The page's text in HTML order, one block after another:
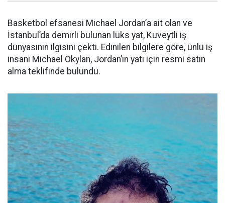
Basketbol efsanesi Michael Jordan’a ait olan ve
İstanbul’da demirli bulunan lüks yat, Kuveytli iş
dünyasının ilgisini çekti. Edinilen bilgilere göre, ünlü iş
insanı Michael Okylan, Jordan’ın yatı için resmi satın
alma teklifinde bulundu.